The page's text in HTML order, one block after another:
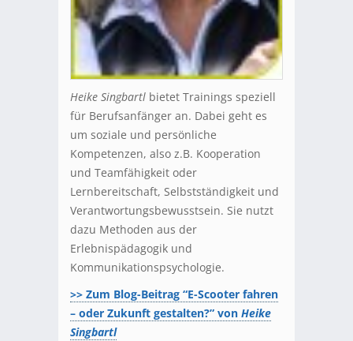
Heike Singbartl bietet Trainings speziell
für Berufsanfänger an. Dabei geht es
um soziale und persönliche
Kompetenzen, also z.B. Kooperation
und Teamfähigkeit oder
Lernbereitschaft, Selbstständigkeit und
Verantwortungsbewusstsein. Sie nutzt
dazu Methoden aus der
Erlebnispädagogik und
Kommunikationspsychologie.
>> Zum Blog-Beitrag “E-Scooter fahren
– oder Zukunft gestalten?” von Heike
Singbartl